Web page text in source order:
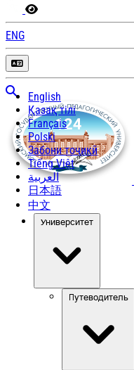
ENG
English
Қазақ тілі
Français
Polski
Забони тоҷикӣ
Tiếng Việt
العربية
日本語
中文
Университет
Путеводитель